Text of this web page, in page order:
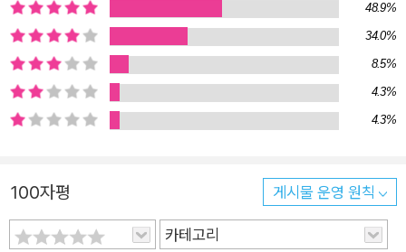
48.9%
34.0%
8.5%
4.3%
4.3%
100자평 게시물 운영 원칙
카테고리